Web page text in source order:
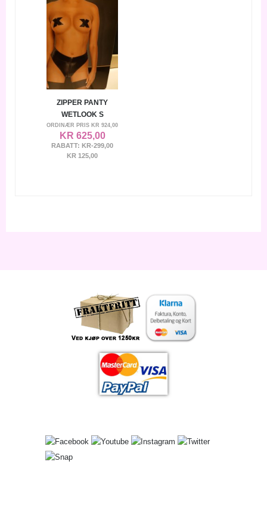
ZIPPER PANTY
WETLOOK S
ORDINÆR PRIS KR 924,00
KR 625,00
RABATT: KR-299,00
KR 125,00